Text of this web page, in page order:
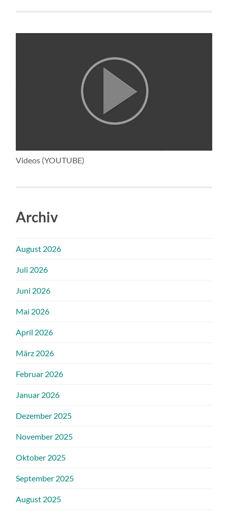
Videos (YOUTUBE)
Archiv
August 2026
Juli 2026
Juni 2026
Mai 2026
April 2026
März 2026
Februar 2026
Januar 2026
Dezember 2025
November 2025
Oktober 2025
September 2025
August 2025